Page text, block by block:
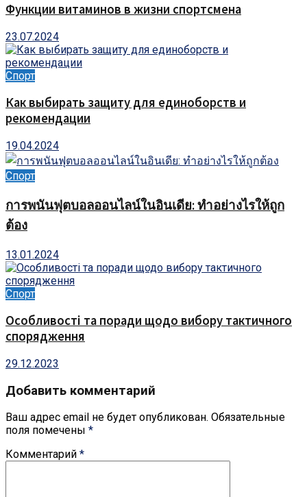
Функции витаминов в жизни спортсмена
23.07.2024
Спорт
Как выбирать защиту для единоборств и
рекомендации
19.04.2024
Спорт
การพนันฟุตบอลออนไลน์ในอินเดีย: ทำอย่างไรให้ถูก
ต้อง
13.01.2024
Спорт
Особливості та поради щодо вибору тактичного
спорядження
29.12.2023
Добавить комментарий
Ваш адрес email не будет опубликован. Обязательные
поля помечены *
Комментарий *